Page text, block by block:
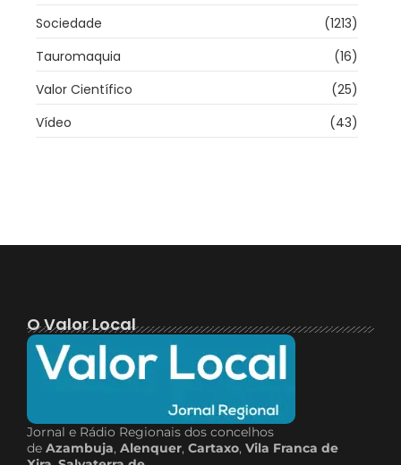
Sociedade
(1213)
Tauromaquia
(16)
Valor Científico
(25)
Vídeo
(43)
O Valor Local
Jornal e Rádio Regionais dos concelhos
de Azambuja, Alenquer, Cartaxo, Vila Franca de